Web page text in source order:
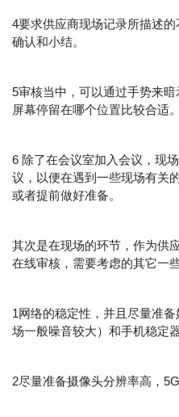
4要求供应商现场记录所描述
确认和小结。
5审核当中，可以通过手势来
屏幕停留在哪个位置比较合适。
6 除了在会议室加入会议，现
议，以便在遇到一些现场有关
或者提前做好准备。
其次是在现场的环节，作为供
在线审核，需要考虑的其它一
1网络的稳定性，并且尽量准
场一般噪音较大）和手机稳定
2尽量准备摄像头分辨率高，